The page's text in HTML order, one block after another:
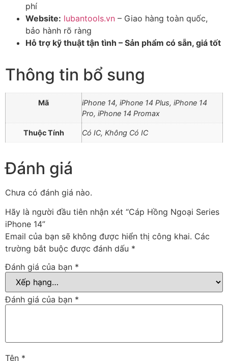
phí
Website: lubantools.vn – Giao hàng toàn quốc,
bảo hành rõ ràng
Hỗ trợ kỹ thuật tận tình – Sản phẩm có sẵn, giá tốt
Thông tin bổ sung
Mã
iPhone 14, iPhone 14 Plus, iPhone 14
Pro, iPhone 14 Promax
Thuộc Tính Có IC, Không Có IC
Đánh giá
Chưa có đánh giá nào.
Hãy là người đầu tiên nhận xét “Cáp Hồng Ngoại Series
iPhone 14”
Email của bạn sẽ không được hiển thị công khai. Các
trường bắt buộc được đánh dấu *
Đánh giá của bạn *
Đánh giá của bạn *
Tên *